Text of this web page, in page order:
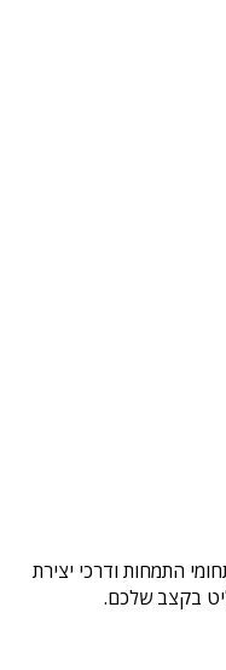
התמחות ודרכי יצירת
בקצב שלכם.